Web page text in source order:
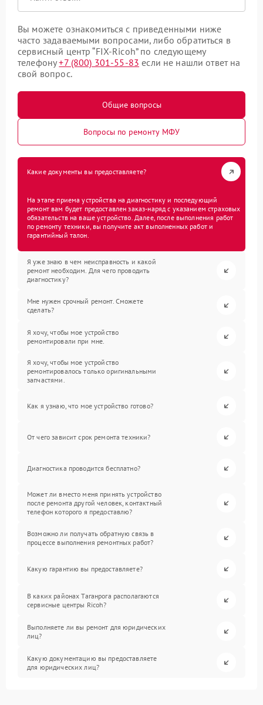
Вы можете ознакомиться с приведенными ниже
часто задаваемыми вопросами, либо обратиться в
сервисный центр “FIX-Ricoh” по следующему
телефону+7 (800) 301-55-83 если не нашли ответ на
свой вопрос.
Общие вопросы
Вопросы по ремонту МФУ
Какие документы вы предоставляете?
На этапе приема устройства на диагностику и последующий
ремонт вам будет предоставлен заказ-наряд с указанием страховых
обязательств на ваше устройство. Далее, после выполнения работ
по ремонту техники, вы получите акт выполненных работ и
гарантийный талон.
Я уже знаю в чем неисправность и какой
ремонт необходим. Для чего проводить
диагностику?
Мне нужен срочный ремонт. Сможете
сделать?
Я хочу, чтобы мое устройство
ремонтировали при мне.
Я хочу, чтобы мое устройство
ремонтировалось только оригинальными
запчастями.
Как я узнаю, что мое устройство готово?
От чего зависит срок ремонта техники?
Диагностика проводится бесплатно?
Может ли вместо меня принять устройство
после ремонта другой человек, контактный
телефон которого я предоставлю?
Возможно ли получать обратную связь в
процессе выполнения ремонтных работ?
Какую гарантию вы предоставляете?
В каких районах Таганрога располагаются
сервисные центры Ricoh?
Выполняете ли вы ремонт для юридических
лиц?
Какую документацию вы предоставляете
для юридических лиц?